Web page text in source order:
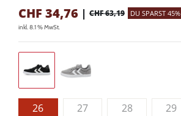
CHF 34,76 | CHF 63,19 DU SPARST 45%
inkl. 8.1 % MwSt.
26 27 28 29